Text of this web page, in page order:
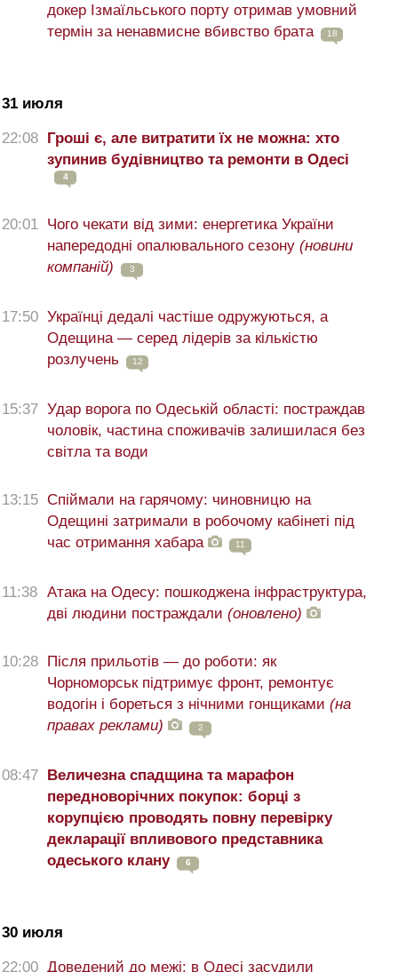
докер Ізмаїльського порту отримав умовний
термін за ненавмисне вбивство брата
18
31 июля
22:08 Гроші є, але витратити їх не можна: хто
зупинив будівництво та ремонти в Одесі
4
20:01
Чого чекати від зими: енергетика України
напередодні опалювального сезону (новини
компаній)
3
17:50 Українці дедалі частіше одружуються, а
Одещина — серед лідерів за кількістю
розлучень
12
15:37 Удар ворога по Одеській області: постраждав
чоловік, частина споживачів залишилася без
світла та води
13:15 Спіймали на гарячому: чиновницю на
Одещині затримали в робочому кабінеті під
час отримання хабара
11
11:38 Атака на Одесу: пошкоджена інфраструктура,
дві людини постраждали (оновлено)
10:28 Після прильотів — до роботи: як
Чорноморськ підтримує фронт, ремонтує
водогін і бореться з нічними гонщиками (на
правах реклами)
2
08:47 Величезна спадщина та марафон
передноворічних покупок: борці з
корупцією проводять повну перевірку
декларації впливового представника
одеського клану
6
30 июля
22:00 Доведений до межі: в Одесі засудили